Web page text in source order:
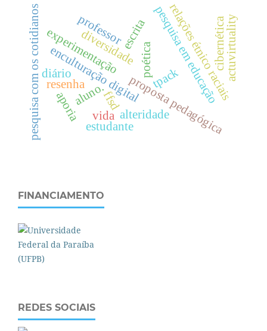
proposta pedagógica
enculturação digitalpesquisa em educação
escrita
pesquisa com os cotidianos diversidade
tpack
alteridade
poética relações étnico raciais
ffsd
vida
experimentação
professor
aluno.
resenha
estudante
diário actuvirtuality
aporia
cibernética
FINANCIAMENTO
REDES SOCIAIS